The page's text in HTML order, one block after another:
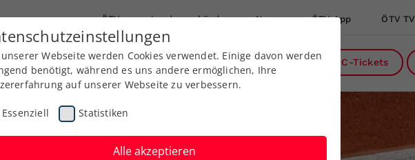
ÖTV Landesverbände News ÖTV App ÖTV TV
Ausbildung Services Über uns DC-Tickets
Webseite werden Cookies verwendet. Einige davon werden
benötigt, während es uns andere ermöglichen, Ihre
auf unserer Webseite zu verbessern.
Essenziell Statistiken
Alle akzeptieren